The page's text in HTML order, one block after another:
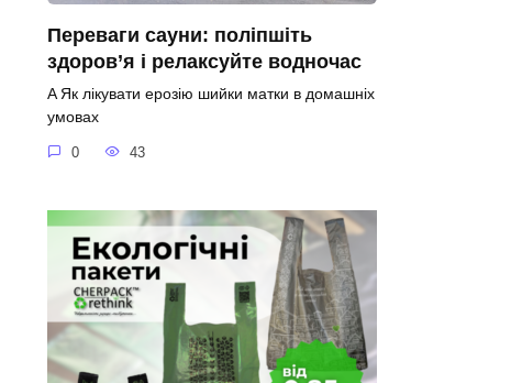
Переваги сауни: поліпшіть
здоров’я і релаксуйте водночас
A Як лікувати ерозію шийки матки в домашніх
умовах
0 43